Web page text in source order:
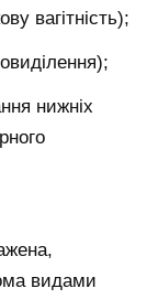
вагітність);
нижніх
видами